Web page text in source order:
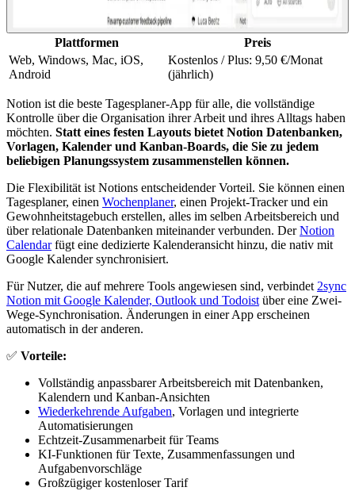
Plattformen
Preis
Web, Windows, Mac, iOS,
Android
Kostenlos / Plus: 9,50 €/Monat
(jährlich)
Notion ist die beste Tagesplaner-App für alle, die vollständige
Kontrolle über die Organisation ihrer Arbeit und ihres Alltags haben
möchten. Statt eines festen Layouts bietet Notion Datenbanken,
Vorlagen, Kalender und Kanban-Boards, die Sie zu jedem
beliebigen Planungssystem zusammenstellen können.
Die Flexibilität ist Notions entscheidender Vorteil. Sie können einen
Tagesplaner, einen Wochenplaner, einen Projekt-Tracker und ein
Gewohnheitstagebuch erstellen, alles im selben Arbeitsbereich und
über relationale Datenbanken miteinander verbunden. DerNotion
Calendarfügt eine dedizierte Kalenderansicht hinzu, die nativ mit
Google Kalender synchronisiert.
Für Nutzer, die auf mehrere Tools angewiesen sind, verbindet 2sync
Notion mit Google Kalender, Outlook und Todoist über eine Zwei-
Wege-Synchronisation. Änderungen in einer App erscheinen
automatisch in der anderen.
✅ Vorteile:
Vollständig anpassbarer Arbeitsbereich mit Datenbanken,
Kalendern und Kanban-Ansichten
Wiederkehrende Aufgaben, Vorlagen und integrierte
Automatisierungen
Echtzeit-Zusammenarbeit für Teams
KI-Funktionen für Texte, Zusammenfassungen und
Aufgabenvorschläge
Großzügiger kostenloser Tarif